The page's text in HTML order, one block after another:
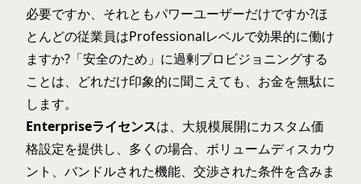
必要ですか、それともパワーユーザーだけですか?ほ
とんどの従業員はProfessionalレベルで効果的に働け
ますか?「安全のため」に過剰プロビジョニングする
ことは、どれだけ印象的に聞こえても、お金を無駄に
します。
Enterpriseライセンスは、大規模展開にカスタム価
格設定を提供し、多くの場合、ボリュームディスカウ
ント、バンドルされた機能、交渉された条件を含みま